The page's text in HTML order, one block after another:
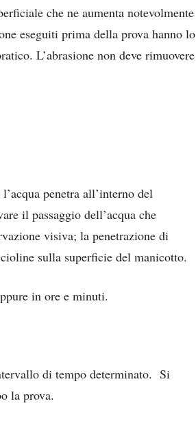
che ne aumenta notevolmente
eseguiti prima della prova hanno lo
L’abrasione non deve rimuovere
penetra all’interno del
il passaggio dell’acqua che
visiva; la penetrazione di
sulla superficie del manicotto.
in ore e minuti.
di tempo determinato. Si
la prova.